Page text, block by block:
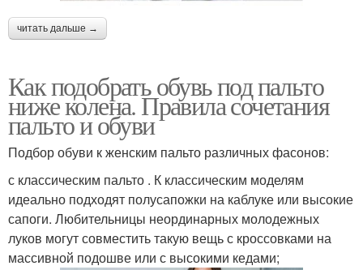
читать дальше →
Как подобрать обувь под пальто
ниже колена. Правила сочетания
пальто и обуви
Подбор обуви к женским пальто различных фасонов:
с классическим пальто . К классическим моделям
идеально подходят полусапожки на каблуке или высокие
сапоги. Любительницы неординарных молодежных
луков могут совместить такую вещь с кроссовками на
массивной подошве или с высокими кедами;